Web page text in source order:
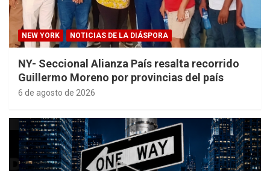
NEW YORK NOTICIAS DE LA DIÁSPORA
NY- Seccional Alianza País resalta recorrido
Guillermo Moreno por provincias del país
6 de agosto de 2026